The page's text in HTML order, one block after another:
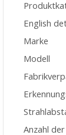
English
Marke
Modell
Anzahl